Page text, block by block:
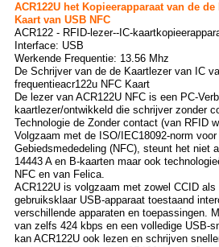
ACR122U het Kopieerapparaat van de de
Kaart van USB NFC
ACR122 - RFID-lezer--IC-
Interface: USB
Werkende Frequentie: 13.56 Mhz
De Schrijver van de de Kaartlezer van IC
frequentieacr122u NFC Kaart
De lezer van ACR122U NFC is een PC-
kaartlezer/ontwikkeld die schrijver zonder
Technologie de Zonder contact (van RFID
Volgzaam met de ISO/IEC18092-norm
Gebiedsmededeling (NFC), steunt het niet
14443 A en B-kaarten maar ook
NFC en van Felica.
ACR122U is volgzaam met zowel CCID
gebruiksklaar USB-apparaat toestaand
verschillende apparaten en toepassingen.
van zelfs 424 kbps en een volledige USB-
kan ACR122U ook lezen en schrijven